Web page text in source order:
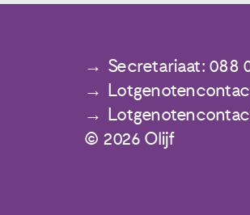
Secretariaat: 088
© 2026 Olijf